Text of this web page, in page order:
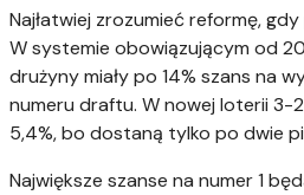
Najłatwiej zrozumieć reformę,
W systemie obowiązującym od
drużyny miały po 14% szans na
numeru draftu. W nowej loterii 3-
5,4%, bo dostaną tylko po dwie
Największe szanse na numer 1